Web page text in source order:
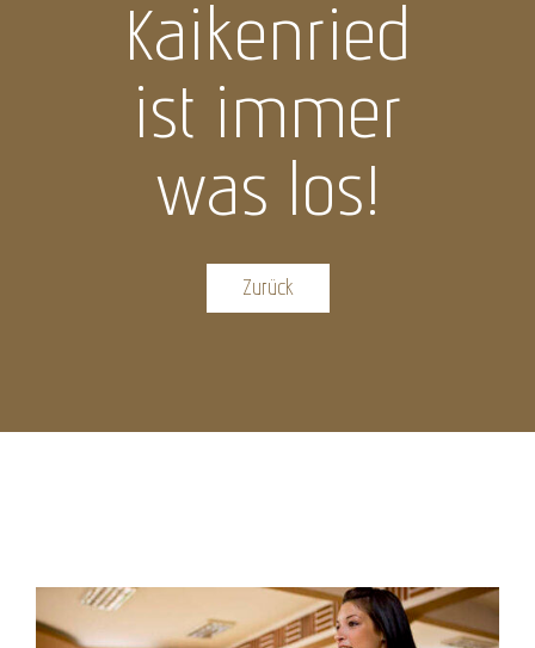
Kaikenried
ist immer
was los!
Zurück